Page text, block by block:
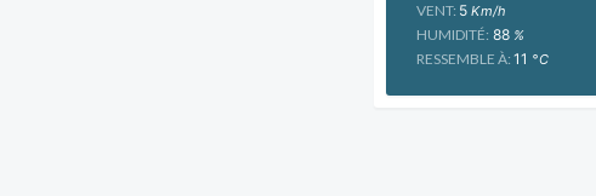
VENT: 5Km/h
HUMIDITÉ: 88%
RESSEMBLE À: 11 °C